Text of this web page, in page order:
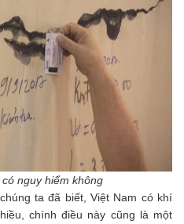
nguy hiểm không
ta đã biết, Việt Nam có khí
chính điều này cũng là một